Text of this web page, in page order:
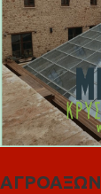
ΑΓΡΟΑΞΩΝ